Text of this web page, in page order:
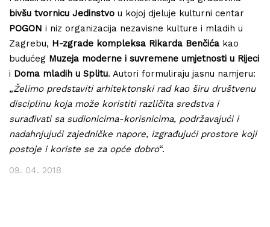
bivšu tvornicu Jedinstvo u kojoj djeluje kulturni centar
POGON i niz organizacija nezavisne kulture i mladih u
Zagrebu, H-zgrade kompleksa Rikarda Benčića kao
budućeg Muzeja moderne i suvremene umjetnosti u Rijeci
i Doma mladih u Splitu. Autori formuliraju jasnu namjeru:
„Želimo predstaviti arhitektonski rad kao širu društvenu
disciplinu koja može koristiti različita sredstva i
surađivati sa sudionicima-korisnicima, podržavajući i
nadahnjujući zajedničke napore, izgrađujući prostore koji
postoje i koriste se za opće dobro“.
09. 04. 2018